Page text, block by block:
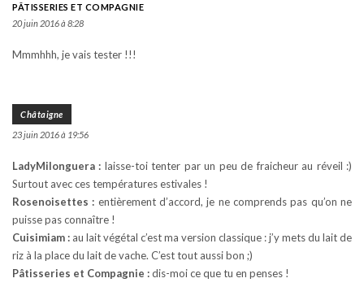
PÂTISSERIES ET COMPAGNIE
20 juin 2016 à 8:28
Mmmhhh, je vais tester !!!
Châtaigne
23 juin 2016 à 19:56
LadyMilonguera : laisse-toi tenter par un peu de fraicheur au réveil :)
Surtout avec ces températures estivales !
Rosenoisettes : entièrement d’accord, je ne comprends pas qu’on ne
puisse pas connaître !
Cuisimiam : au lait végétal c’est ma version classique : j’y mets du lait de
riz à la place du lait de vache. C’est tout aussi bon ;)
Pâtisseries et Compagnie :dis-moi ce que tu en penses !